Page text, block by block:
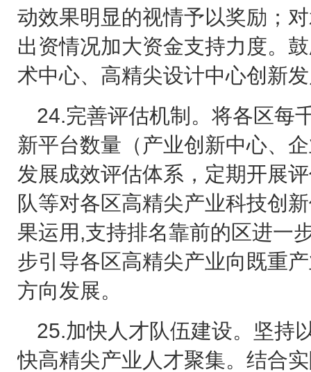
动效果明显的视情予以奖励；
出资情况加大资金支持力度。
术中心、高精尖设计中心创新
24.完善评估机制。将各区每
新平台数量（产业创新中心、
发展成效评估体系，定期开展
队等对各区高精尖产业科技创
果运用 ,支持排名靠前的区进一
步引导各区高精尖产业向既重
方向发展。
25.加快人才队伍建设。坚持
快高精尖产业人才聚集。结合